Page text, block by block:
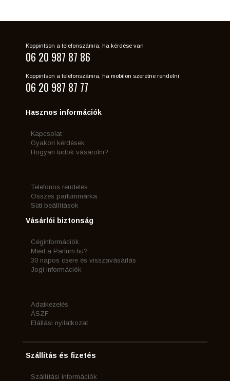
Koppintson a telefonszámra, ha kérdése van
06 20 987 87 86
Koppintson a telefonszámra, ha mobilon szeretne rendelni
06 20 987 87 77
Hasznos információk
Kapcsolat
Gyakori kérdések
Hogyan tudok vásárolni?
Telefonos rendelés
Összes parfummárka
Süti beállítások
Vásárlói biztonság
Céginformációk
Miért a Parfum.hu?
30 napos csere és visszavásárlás
Jogi információk
Adatkezelés
ÁSZF
Elállási nyilatkozat
Szállítás és fizetés
Szállítási információk